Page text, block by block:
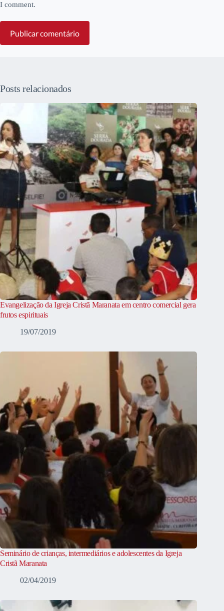
I comment.
Publicar comentário
Posts relacionados
Evangelização da Igreja Cristã Maranata em centro comercial gera
frutos espirituais
19/07/2019
Seminário de crianças, intermediários e adolescentes da Igreja
Cristã Maranata
02/04/2019